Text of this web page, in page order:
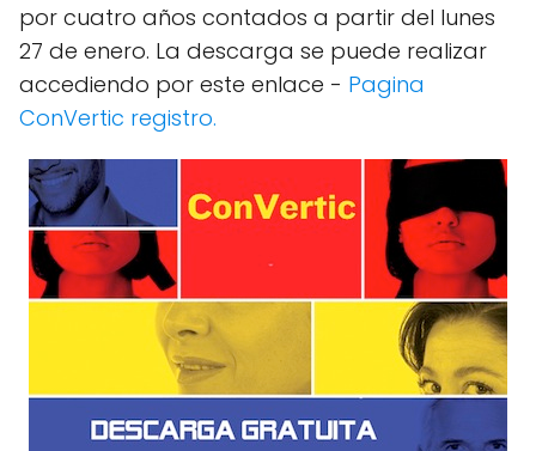
por cuatro años contados a partir del lunes
27 de enero. La descarga se puede realizar
accediendo por este enlace - Pagina
ConVertic registro.